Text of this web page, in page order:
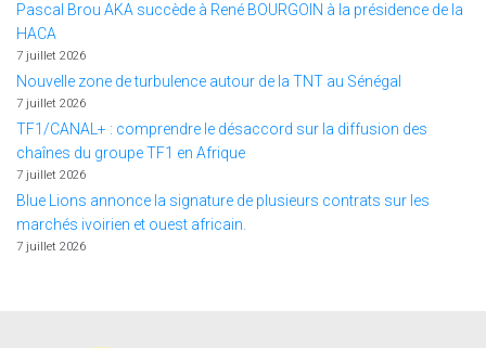
Pascal Brou AKA succède à René BOURGOIN à la présidence de la
HACA
7 juillet 2026
Nouvelle zone de turbulence autour de la TNT au Sénégal
7 juillet 2026
TF1/CANAL+ : comprendre le désaccord sur la diffusion des
chaînes du groupe TF1 en Afrique
7 juillet 2026
Blue Lions annonce la signature de plusieurs contrats sur les
marchés ivoirien et ouest africain.
7 juillet 2026